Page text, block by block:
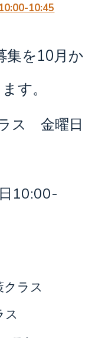
10:45
集を10月か
す。
ス 金曜日
10:00-
クラス
ス